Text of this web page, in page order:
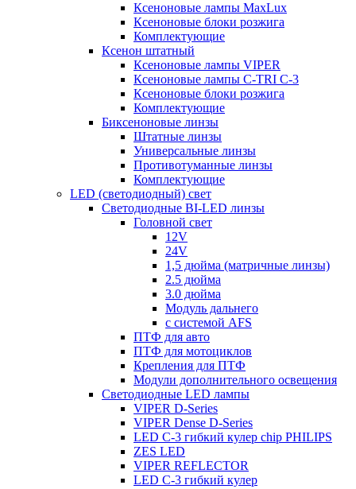
Ксеноновые лампы MaxLux
Ксеноновые блоки розжига
Комплектующие
Ксенон штатный
Ксеноновые лампы VIPER
Ксеноновые лампы C-TRI С-3
Ксеноновые блоки розжига
Комплектующие
Биксеноновые линзы
Штатные линзы
Универсальные линзы
Противотуманные линзы
Комплектующие
LED (светодиодный) свет
Светодиодные BI-LED линзы
Головной свет
12V
24V
1,5 дюйма (матричные линзы)
2.5 дюйма
3.0 дюйма
Модуль дальнего
с системой AFS
ПТФ для авто
ПТФ для мотоциклов
Крепления для ПТФ
Модули дополнительного освещения
Светодиодные LED лампы
VIPER D-Series
VIPER Dense D-Series
LED C-3 гибкий кулер сhip PHILIPS
ZES LED
VIPER REFLECTOR
LED C-3 гибкий кулер